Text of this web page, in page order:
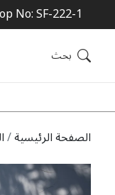
No: SF-222-1
بحث
الصفحة الرئيسية